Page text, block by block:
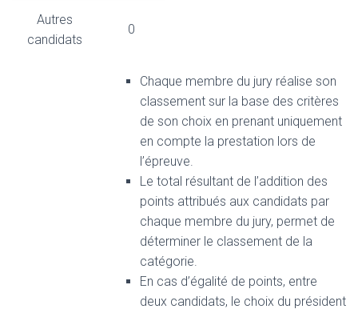
Autres
candidats
0
Chaque membre du jury réalise son
classement sur la base des critères
de son choix en prenant uniquement
en compte la prestation lors de
l’épreuve.
Le total résultant de l’addition des
points attribués aux candidats par
chaque membre du jury, permet de
déterminer le classement de la
catégorie.
En cas d’égalité de points, entre
deux candidats, le choix du président